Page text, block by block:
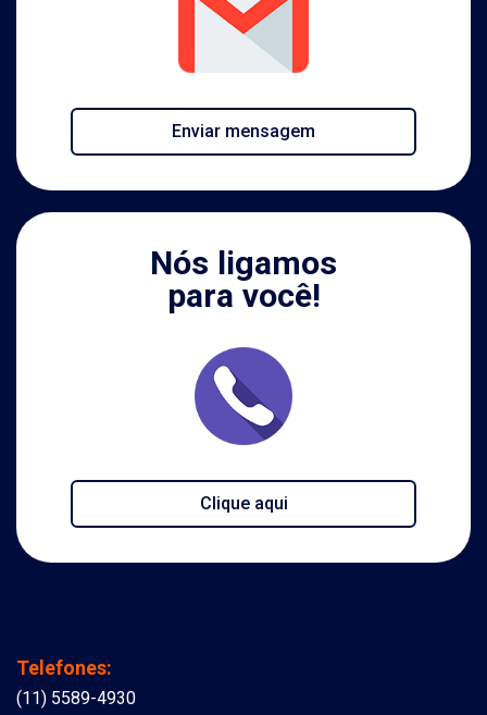
Enviar mensagem
Nós ligamos
para você!
Clique aqui
Telefones:
(11) 5589-4930